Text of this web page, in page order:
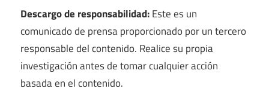
Descargo de responsabilidad:Este es un
comunicado de prensa proporcionado por un tercero
responsable del contenido. Realice su propia
investigación antes de tomar cualquier acción
basada en el contenido.